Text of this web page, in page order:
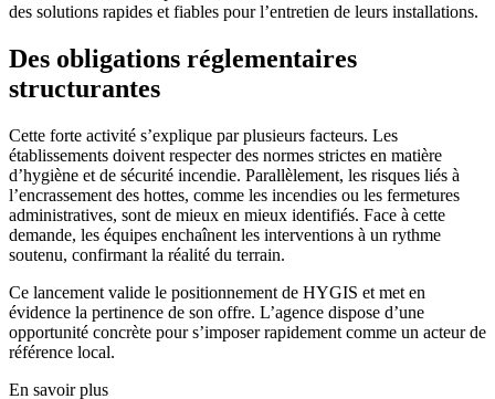
des solutions rapides et fiables pour l’entretien de leurs installations.
Des obligations réglementaires
structurantes
Cette forte activité s’explique par plusieurs facteurs. Les
établissements doivent respecter des normes strictes en matière
d’hygiène et de sécurité incendie. Parallèlement, les risques liés à
l’encrassement des hottes, comme les incendies ou les fermetures
administratives, sont de mieux en mieux identifiés. Face à cette
demande, les équipes enchaînent les interventions à un rythme
soutenu, confirmant la réalité du terrain.
Ce lancement valide le positionnement de HYGIS et met en
évidence la pertinence de son offre. L’agence dispose d’une
opportunité concrète pour s’imposer rapidement comme un acteur de
référence local.
En savoir plus